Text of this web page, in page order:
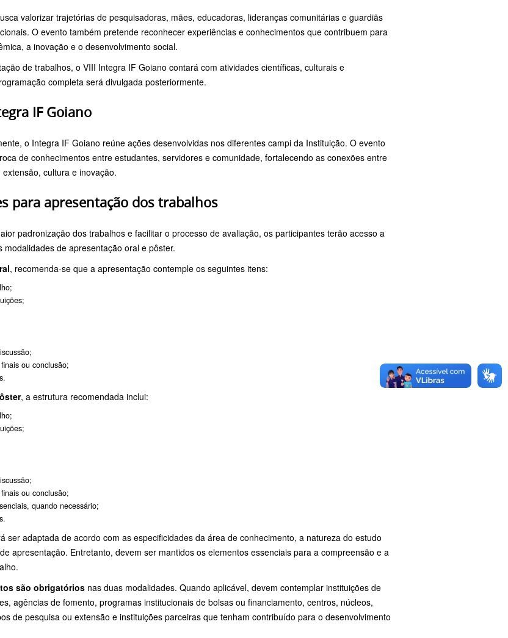
valorizar trajetórias de pesquisadoras, mães, educadoras, lideranças comunitárias e guardiãs
O evento também pretende reconhecer experiências e conhecimentos que contribuem para
a inovação e o desenvolvimento social.
de trabalhos, o VIII Integra IF Goiano contará com atividades científicas, culturais e
completa será divulgada posteriormente.
IF Goiano
o Integra IF Goiano reúne ações desenvolvidas nos diferentes campi da Instituição. O evento
de conhecimentos entre estudantes, servidores e comunidade, fortalecendo as conexões entre
cultura e inovação.
para apresentação dos trabalhos
padronização dos trabalhos e facilitar o processo de avaliação, os participantes terão acesso a
modalidades de apresentação oral e pôster.
, recomenda-se que a apresentação contemple os seguintes itens:
ou conclusão;
, a estrutura recomendada inclui:
ou conclusão;
quando necessário;
ser adaptada de acordo com as especificidades da área de conhecimento, a natureza do estudo
apresentação. Entretanto, devem ser mantidos os elementos essenciais para a compreensão e a
são obrigatórios nas duas modalidades. Quando aplicável, devem contemplar instituições de
agências de fomento, programas institucionais de bolsas ou financiamento, centros, núcleos,
de pesquisa ou extensão e instituições parceiras que tenham contribuído para o desenvolvimento